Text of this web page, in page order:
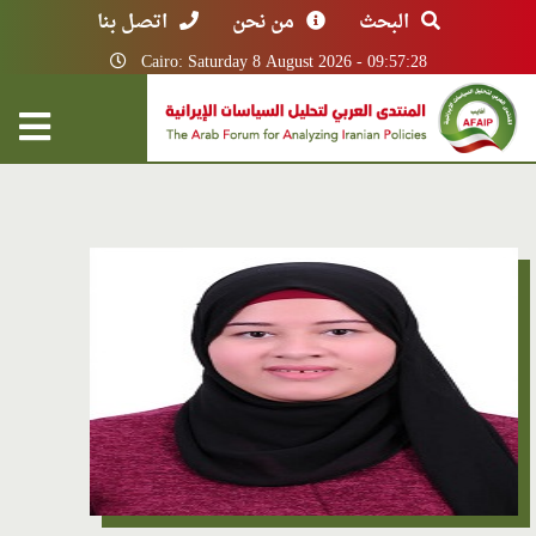
البحث من نحن اتصل بنا
Cairo: Saturday 8 August 2026 - 09:57:28